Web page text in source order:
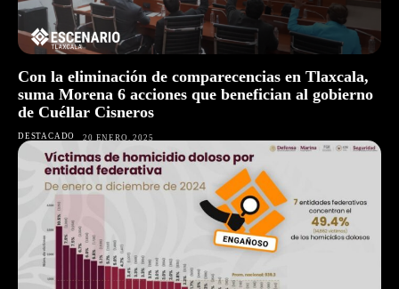
Con la eliminación de comparecencias en Tlaxcala,
suma Morena 6 acciones que benefician al gobierno
de Cuéllar Cisneros
DESTACADO 20 ENERO, 2025